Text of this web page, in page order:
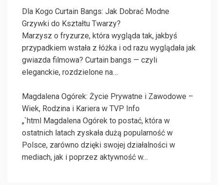
Dla Kogo Curtain Bangs: Jak Dobrać Modne
Grzywki do Kształtu Twarzy?
Marzysz o fryzurze, która wygląda tak, jakbyś
przypadkiem wstała z łóżka i od razu wyglądała jak
gwiazda filmowa? Curtain bangs — czyli
eleganckie, rozdzielone na…
Magdalena Ogórek: Życie Prywatne i Zawodowe –
Wiek, Rodzina i Kariera w TVP Info
„`html Magdalena Ogórek to postać, która w
ostatnich latach zyskała dużą popularność w
Polsce, zarówno dzięki swojej działalności w
mediach, jak i poprzez aktywność w…